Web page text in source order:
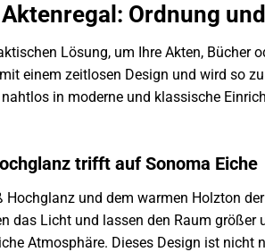
Ordnung
Lösung, um Ihre Akten,
einem zeitlosen Design und wird so
in moderne und klassische
trifft auf Sonoma Eiche
und dem warmen Holzton
das Licht und lassen den Raum
Atmosphäre. Dieses Design ist